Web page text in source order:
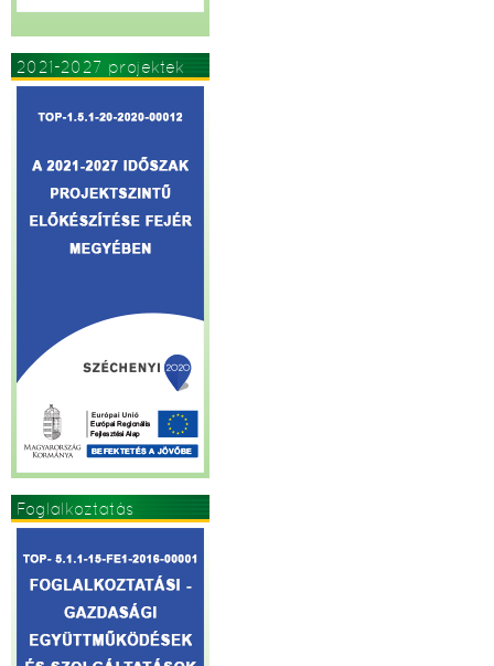
2021-2027 projektek
Foglalkoztatás